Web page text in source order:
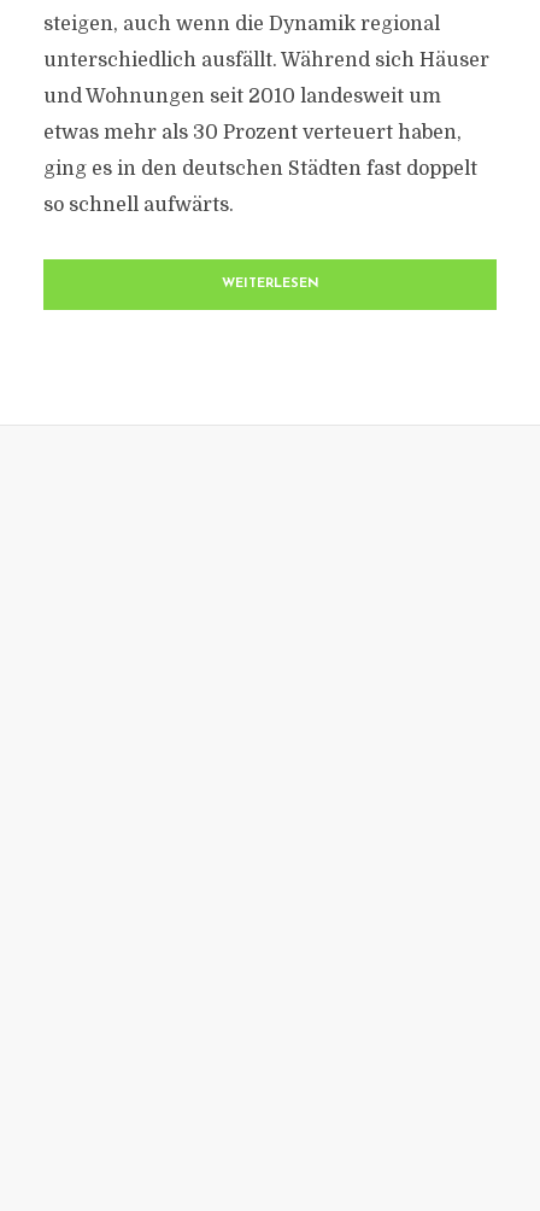
steigen, auch wenn die Dynamik regional
unterschiedlich ausfällt. Während sich Häuser
und Wohnungen seit 2010 landesweit um
etwas mehr als 30 Prozent verteuert haben,
ging es in den deutschen Städten fast doppelt
so schnell aufwärts.
WEITERLESEN